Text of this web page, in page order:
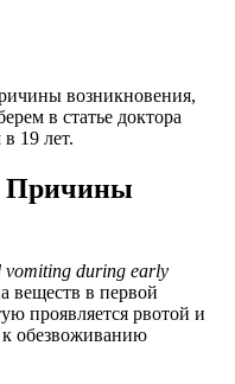
возникновения,
в статье доктора
19 лет.
Причины
vomiting during early
веществ в первой
проявляется рвотой и
обезвоживанию